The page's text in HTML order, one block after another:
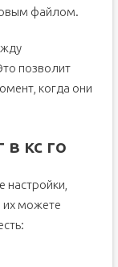
файлом.
позволит
когда они
кс го
их можете